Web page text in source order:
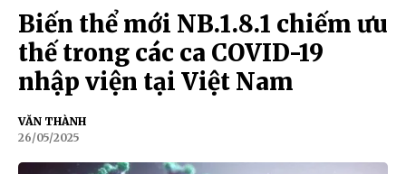
Biến thể mới NB.1.8.1 chiếm ưu
thế trong các ca COVID-19
nhập viện tại Việt Nam
VĂN THÀNH
26/05/2025